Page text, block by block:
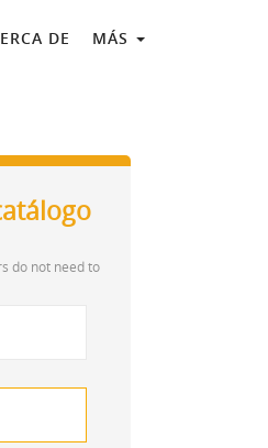
DE MÁS
do not need to